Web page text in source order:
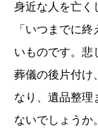
身近な人を亡く
「いつまでに
いものです。悲
葬儀の後片付け
なり、遺品整理
ないでしょうか